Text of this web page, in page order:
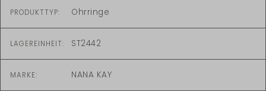
PRODUKTTYP: Ohrringe
LAGEREINHEIT: ST2442
MARKE: NANA KAY